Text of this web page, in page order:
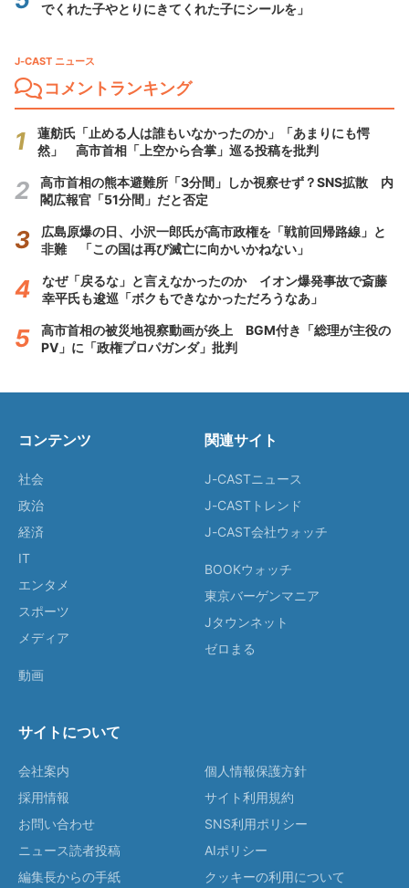
でくれた子やとりにきてくれた子にシールを」
J-CAST ニュース
コメントランキング
蓮舫氏「止める人は誰もいなかったのか」「あまりにも愕
然」 高市首相「上空から合掌」巡る投稿を批判
高市首相の熊本避難所「3分間」しか視察せず？SNS拡散 内
閣広報官「51分間」だと否定
広島原爆の日、小沢一郎氏が高市政権を「戦前回帰路線」と
非難 「この国は再び滅亡に向かいかねない」
なぜ「戻るな」と言えなかったのか イオン爆発事故で斎藤
幸平氏も逡巡「ボクもできなかっただろうなあ」
高市首相の被災地視察動画が炎上 BGM付き「総理が主役の
PV」に「政権プロパガンダ」批判
コンテンツ
社会
政治
経済
IT
エンタメ
スポーツ
メディア
動画
関連サイト
J-CASTニュース
J-CASTトレンド
J-CAST会社ウォッチ
BOOKウォッチ
東京バーゲンマニア
Jタウンネット
ゼロまる
サイトについて
会社案内
採用情報
お問い合わせ
ニュース読者投稿
編集長からの手紙
個人情報保護方針
サイト利用規約
SNS利用ポリシー
AIポリシー
クッキーの利用について